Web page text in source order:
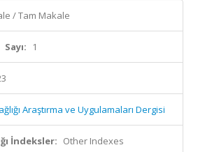
/ Tam Makale
Sayı: 1
Araştırma ve Uygulamaları Dergisi
İndeksler: Other Indexes